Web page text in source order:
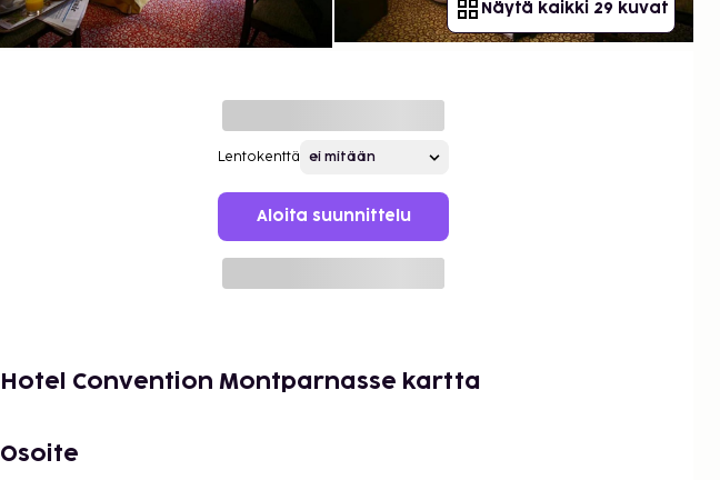
Näytä kaikki 29 kuvat
Lentokenttä
Aloita suunnittelu
Hotel Convention Montparnasse kartta
Osoite